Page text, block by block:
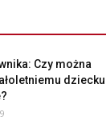
Czy można
dziecku